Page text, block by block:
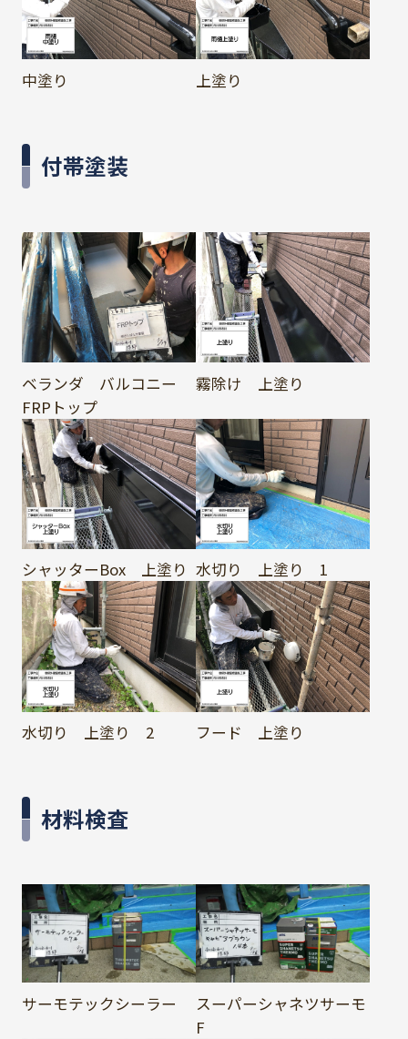
中塗り 上塗り
付帯塗装
ベランダ バルコニー
FRPトップ
霧除け 上塗り
シャッターBox 上塗り 水切り 上塗り 1
水切り 上塗り 2 フード 上塗り
材料検査
サーモテックシーラー
スーパーシャネツサーモ
F